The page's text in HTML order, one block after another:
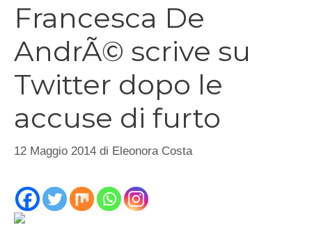
Francesca De
AndrÃ© scrive su
Twitter dopo le
accuse di furto
12 Maggio 2014 di Eleonora Costa